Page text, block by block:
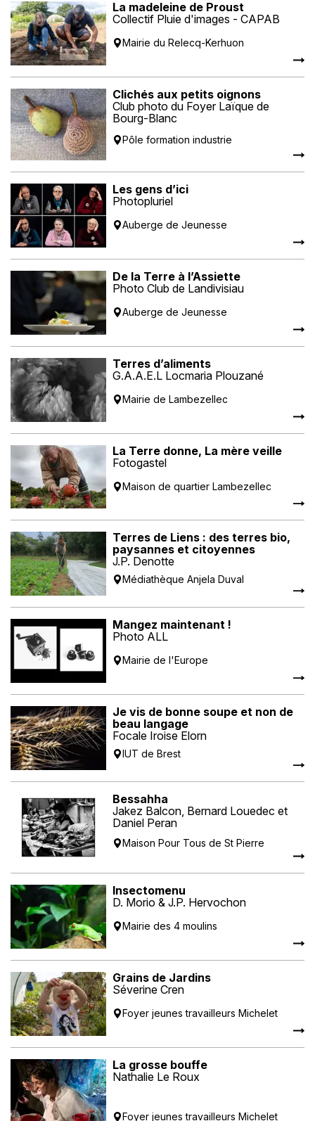
La madeleine de Proust
Collectif Pluie d'images - CAPAB
Mairie du Relecq-Kerhuon
Clichés aux petits oignons
Club photo du Foyer Laïque de
Bourg-Blanc
Pôle formation industrie
Les gens d’ici
Photopluriel
Auberge de Jeunesse
De la Terre à l’Assiette
Photo Club de Landivisiau
Auberge de Jeunesse
Terres d’aliments
G.A.A.E.L Locmaria Plouzané
Mairie de Lambezellec
La Terre donne, La mère veille
Fotogastel
Maison de quartier Lambezellec
Terres de Liens : des terres bio,
paysannes et citoyennes
J.P. Denotte
Médiathèque Anjela Duval
Mangez maintenant !
Photo ALL
Mairie de l'Europe
Je vis de bonne soupe et non de
beau langage
Focale Iroise Elorn
IUT de Brest
Bessahha
Jakez Balcon, Bernard Louedec et
Daniel Peran
Maison Pour Tous de St Pierre
Insectomenu
D. Morio & J.P. Hervochon
Mairie des 4 moulins
Grains de Jardins
Séverine Cren
Foyer jeunes travailleurs Michelet
La grosse bouffe
Nathalie Le Roux
Foyer jeunes travailleurs Michelet